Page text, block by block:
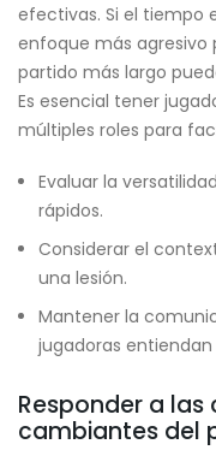
efectivas. Si el tiempo
enfoque más agresivo
partido más largo
Es esencial tener
múltiples roles para
Evaluar la
rápidos.
Considerar el
una lesión.
Mantener la
jugadoras entiendan
Responder a
cambiantes del